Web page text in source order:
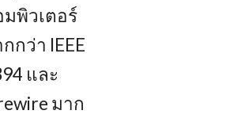
พิวเตอร์
กว่า IEEE
และ
มาก